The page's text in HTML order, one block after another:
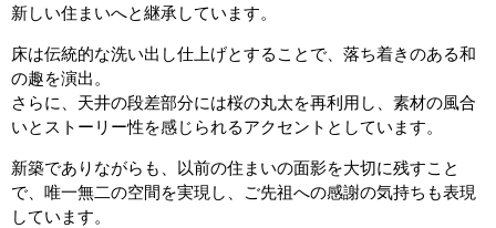
新しい住まいへと継承しています。
床は伝統的な洗い出し仕上げとすることで、落ち着きのある和
の趣を演出。
さらに、天井の段差部分には桜の丸太を再利用し、素材の風合
いとストーリー性を感じられるアクセントとしています。
新築でありながらも、以前の住まいの面影を大切に残すこと
で、唯一無二の空間を実現し、ご先祖への感謝の気持ちも表現
しています。